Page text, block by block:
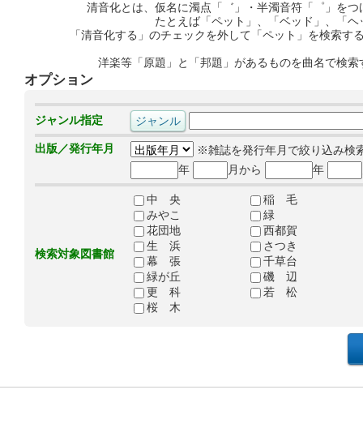
清音化とは、仮名に濁点「゛」・半濁音符「゜」を
たとえば「ペット」、「ベッド」、「
「清音化する」のチェックを外して「ペット」を検索
洋楽等「原題」と「邦題」があるものを曲名で検
オプション
ジャンル指定
出版／発行年月
※雑誌を発行年月で絞り込み検
年
月から 年
検索対象図書館
中 央
稲 毛
みやこ
緑
花団地
西都賀
生 浜
さつき
幕 張
千草台
緑が丘
磯 辺
更 科
若 松
桜 木